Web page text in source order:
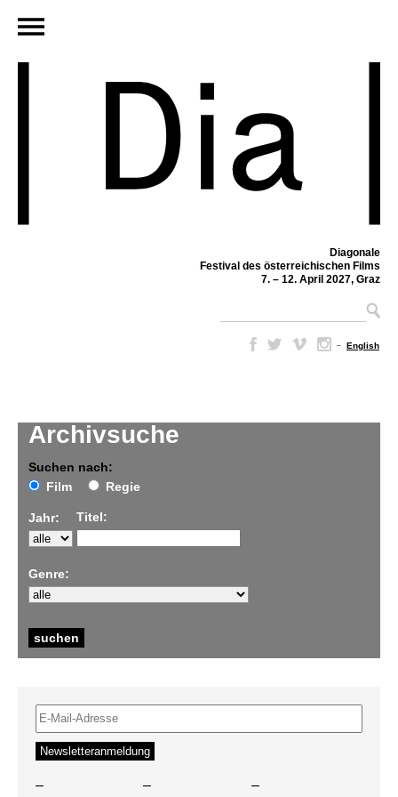
Diagonale
Festival des österreichischen Films
7. – 12. April 2027, Graz
– English
Archivsuche
Suchen nach:
Film
Regie
Jahr: Titel:
Genre:
– – –